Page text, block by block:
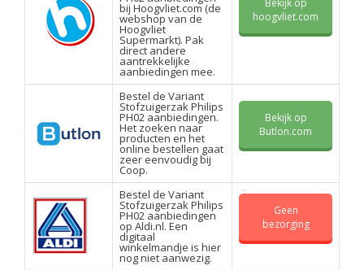
bij Hoogvliet.com (de
webshop van de
Hoogvliet
Supermarkt). Pak
direct andere
aantrekkelijke
aanbiedingen mee.
Bekijk op
hoogvliet.com
Bestel de Variant
Stofzuigerzak Philips
PH02 aanbiedingen.
Het zoeken naar
producten en het
online bestellen gaat
zeer eenvoudig bij
Coop.
Bekijk op
Butlon.com
Bestel de Variant
Stofzuigerzak Philips
PH02 aanbiedingen
op Aldi.nl. Een
digitaal
winkelmandje is hier
nog niet aanwezig.
Geen
bezorging